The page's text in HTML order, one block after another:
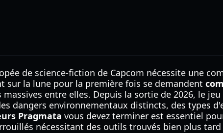
de science-fiction de Capcom nécessite une
la lune pour la première fois se demandent
entre elles. Depuis la sortie de 2026, le
dangers environnementaux distincts, des types
Pragmata vous devez terminer est essentiel
nécessitant des outils trouvés bien plus